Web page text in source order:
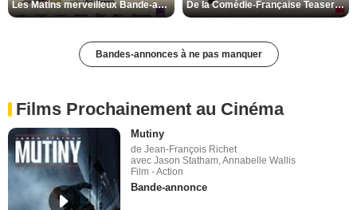
Les Matins merveilleux Bande-annonce VF De la Comédie-Française Teaser VF
Bandes-annonces à ne pas manquer
Films Prochainement au Cinéma
Mutiny
de Jean-François Richet
avec Jason Statham, Annabelle Wallis
Film - Action
Bande-annonce